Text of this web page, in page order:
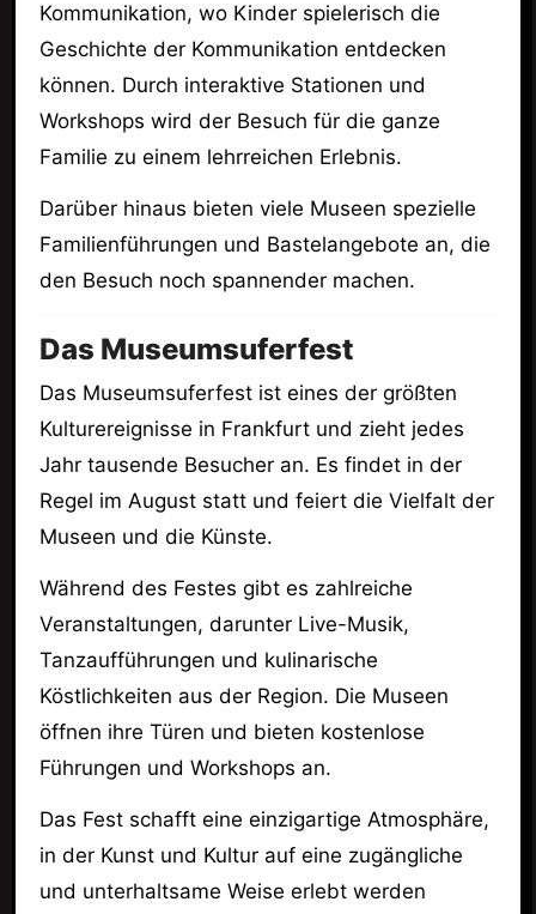
Kommunikation, wo Kinder spielerisch die
Geschichte der Kommunikation entdecken
können. Durch interaktive Stationen und
Workshops wird der Besuch für die ganze
Familie zu einem lehrreichen Erlebnis.
Darüber hinaus bieten viele Museen spezielle
Familienführungen und Bastelangebote an, die
den Besuch noch spannender machen.
Das Museumsuferfest
Das Museumsuferfest ist eines der größten
Kulturereignisse in Frankfurt und zieht jedes
Jahr tausende Besucher an. Es findet in der
Regel im August statt und feiert die Vielfalt der
Museen und die Künste.
Während des Festes gibt es zahlreiche
Veranstaltungen, darunter Live-Musik,
Tanzaufführungen und kulinarische
Köstlichkeiten aus der Region. Die Museen
öffnen ihre Türen und bieten kostenlose
Führungen und Workshops an.
Das Fest schafft eine einzigartige Atmosphäre,
in der Kunst und Kultur auf eine zugängliche
und unterhaltsame Weise erlebt werden